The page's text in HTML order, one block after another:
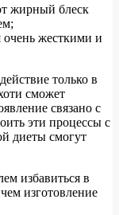
жирный блеск
очень жесткими и
только в
сможет
связано с
эти процессы с
диеты смогут
избавиться в
изготовление